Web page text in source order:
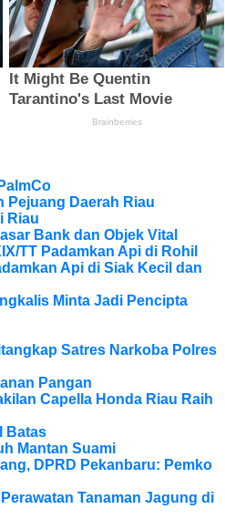
Pejuang Daerah Riau
Riau
Bank dan Objek Vital
TT Padamkan Api di Rohil
Api di Siak Kecil dan
Minta Jadi Pencipta
Satres Narkoba Polres
Pangan
Capella Honda Riau Raih
Batas
Mantan Suami
DPRD Pekanbaru: Pemko
Tanaman Jagung di